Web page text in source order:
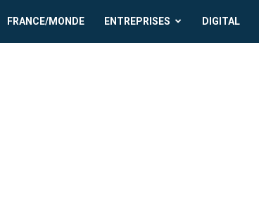
FRANCE/MONDE ENTREPRISES DIGITAL